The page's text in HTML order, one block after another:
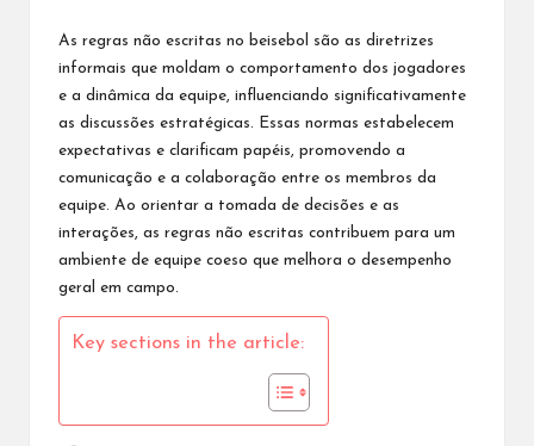
As regras não escritas no beisebol
são as diretrizes
informais que moldam o comportamento dos jogadores
e a dinâmica da equipe, influenciando significativamente
as discussões estratégicas. Essas normas estabelecem
expectativas e clarificam papéis, promovendo a
comunicação e a colaboração entre os membros da
equipe. Ao orientar a tomada de decisões e as
interações, as regras não escritas contribuem para um
ambiente de equipe coeso que melhora o desempenho
geral em campo.
Key sections in the article: